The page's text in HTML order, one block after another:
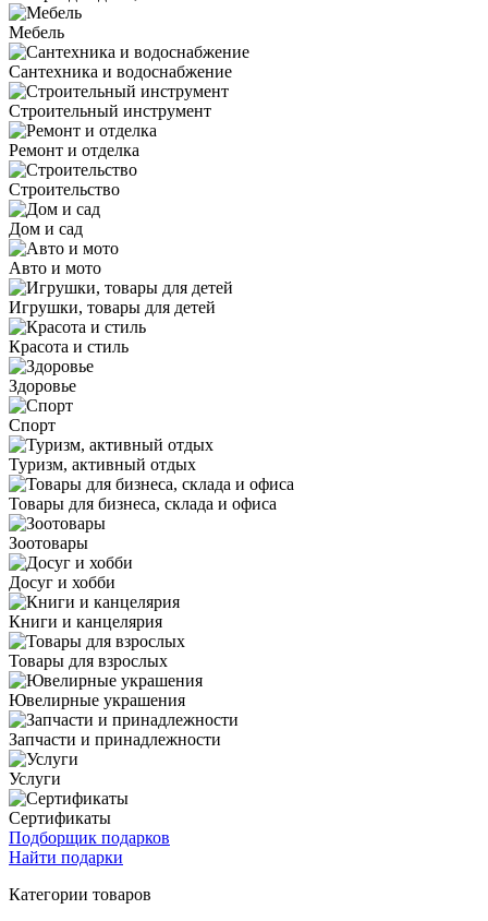
Мебель
Сантехника и водоснабжение
Строительный инструмент
Ремонт и отделка
Строительство
Дом и сад
Авто и мото
Игрушки, товары для детей
Красота и стиль
Здоровье
Спорт
Туризм, активный отдых
Товары для бизнеса, склада и офиса
Зоотовары
Досуг и хобби
Книги и канцелярия
Товары для взрослых
Ювелирные украшения
Запчасти и принадлежности
Услуги
Сертификаты
Подборщик подарков
Найти подарки
Категории товаров